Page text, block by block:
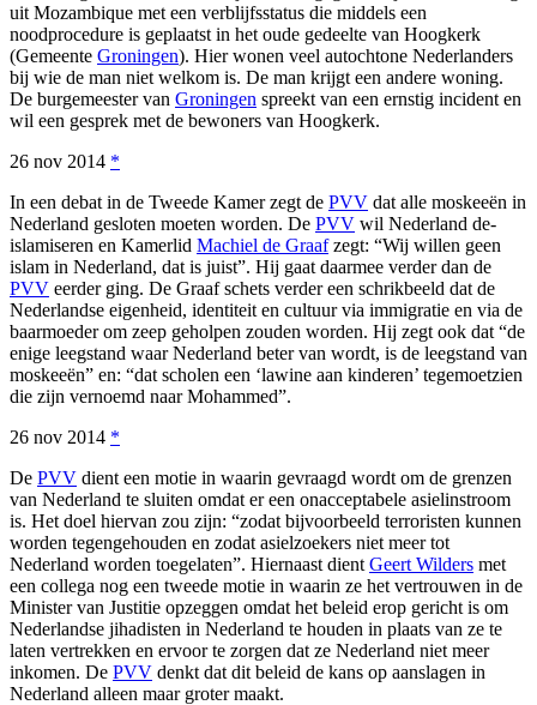
uit Mozambique met een verblijfsstatus die middels een
noodprocedure is geplaatst in het oude gedeelte van Hoogkerk
(Gemeente Groningen). Hier wonen veel autochtone Nederlanders
bij wie de man niet welkom is. De man krijgt een andere woning.
De burgemeester van Groningen spreekt van een ernstig incident en
wil een gesprek met de bewoners van Hoogkerk.
26 nov 2014 *
In een debat in de Tweede Kamer zegt de PVV dat alle moskeeën in
Nederland gesloten moeten worden. De PVV wil Nederland de-
islamiseren en Kamerlid Machiel de Graafzegt: “Wij willen geen
islam in Nederland, dat is juist”. Hij gaat daarmee verder dan de
PVV eerder ging. De Graaf schets verder een schrikbeeld dat de
Nederlandse eigenheid, identiteit en cultuur via immigratie en via de
baarmoeder om zeep geholpen zouden worden. Hij zegt ook dat “de
enige leegstand waar Nederland beter van wordt, is de leegstand van
moskeeën” en: “dat scholen een ‘lawine aan kinderen’ tegemoetzien
die zijn vernoemd naar Mohammed”.
26 nov 2014 *
De PVV dient een motie in waarin gevraagd wordt om de grenzen
van Nederland te sluiten omdat er een onacceptabele asielinstroom
is. Het doel hiervan zou zijn: “zodat bijvoorbeeld terroristen kunnen
worden tegengehouden en zodat asielzoekers niet meer tot
Nederland worden toegelaten”. Hiernaast dient Geert Wilders met
een collega nog een tweede motie in waarin ze het vertrouwen in de
Minister van Justitie opzeggen omdat het beleid erop gericht is om
Nederlandse jihadisten in Nederland te houden in plaats van ze te
laten vertrekken en ervoor te zorgen dat ze Nederland niet meer
inkomen. De PVV denkt dat dit beleid de kans op aanslagen in
Nederland alleen maar groter maakt.